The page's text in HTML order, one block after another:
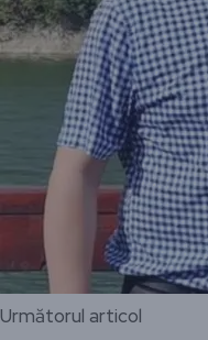
Următorul articol